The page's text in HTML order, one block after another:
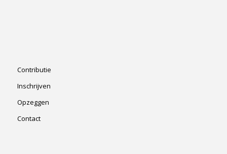
Contributie
Inschrijven
Opzeggen
Contact